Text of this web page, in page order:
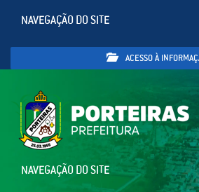
NAVEGAÇÃO DO SITE
ACESSO À
NAVEGAÇÃO DO SITE